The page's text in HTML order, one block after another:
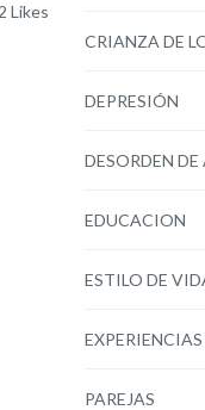
2 Likes
CRIANZA DE
DEPRESIÓN
DESORDEN
EDUCACION
ESTILO DE
PAREJAS